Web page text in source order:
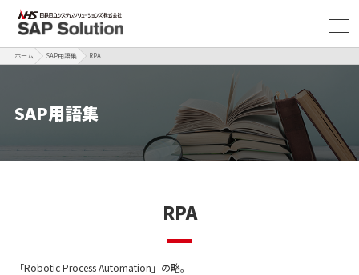
SAP用語集
ホーム SAP用語集 RPA
RPA
「Robotic Process Automation」の略。